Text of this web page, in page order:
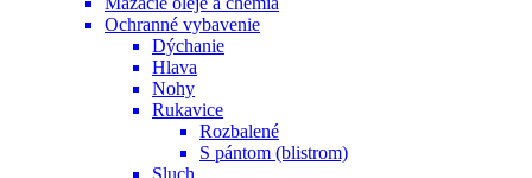
Ochranné vybavenie
Dýchanie
Hlava
Nohy
Rukavice
Rozbalené
S pántom (blistrom)
Sluch